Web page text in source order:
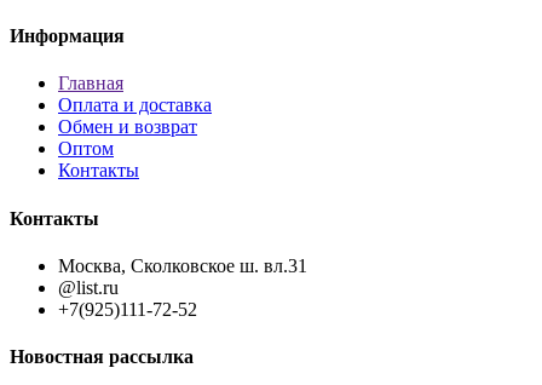
Информация
Главная
Оплата и доставка
Обмен и возврат
Оптом
Контакты
Контакты
Москва, Сколковское ш. вл.31
@list.ru
+7(925)111-72-52
Новостная рассылка